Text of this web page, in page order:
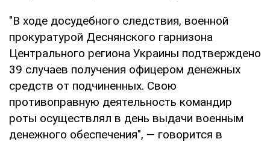
"В ходе досудебного следствия, военной
прокуратурой Деснянского гарнизона
Центрального региона Украины подтверждено
39 случаев получения офицером денежных
средств от подчиненных. Свою
противоправную деятельность командир
роты осуществлял в день выдачи военным
денежного обеспечения", — говорится в